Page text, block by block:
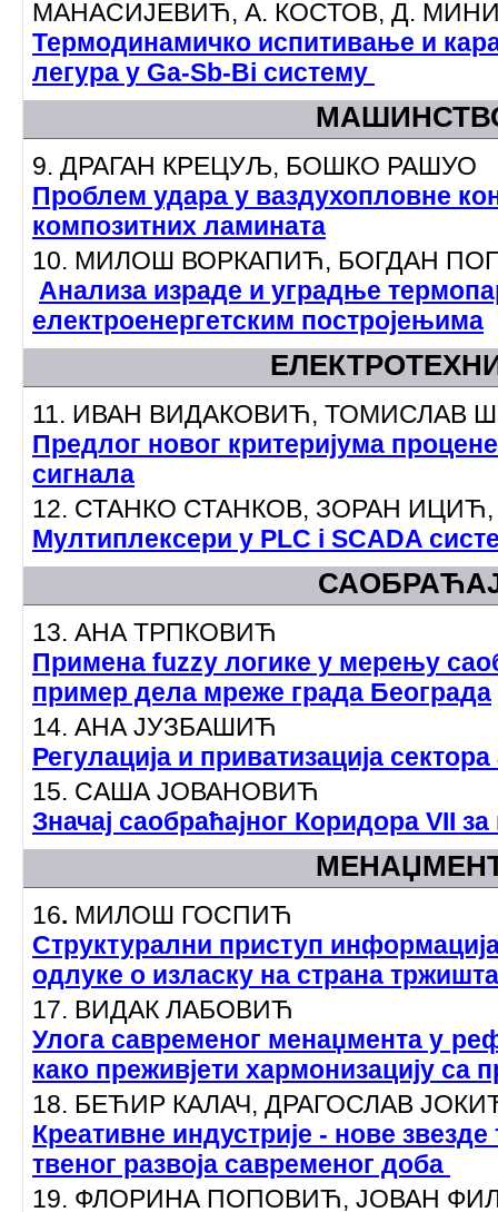
МАНАСИЈЕВИЋ, А. КОСТОВ, Д.
Термодинамичко испитивање и
легура у Ga-Sb-Bi систему
9. ДРАГАН КРЕЦУЉ, БОШКО РАШУО
Проблем удара у ваздухопловне
композитних ламината
10. МИЛОШ ВОРКАПИЋ, БОГДАН
Анализа израде и уградње
електроенергетским постројењима
11. ИВАН ВИДАКОВИЋ, ТОМИСЛАВ
Предлог новог критеријума
сигнала
12. СТАНКО СТАНКОВ, ЗОРАН
Мултиплексери у PLC i SCADA
13. АНА ТРПКОВИЋ
Примена fuzzy логике у мерењу
пример дела мреже града Београда
14. АНА ЈУЗБАШИЋ
Регулација и приватизација
15. САША ЈОВАНОВИЋ
Значај саобраћајног Коридора VII
16. МИЛОШ ГОСПИЋ
Структурални приступ
одлуке о изласку на страна тржишта
17. ВИДАК ЛАБОВИЋ
Улога савременог менаџмента у
како преживјети хармонизацију са
18. БЕЋИР КАЛАЧ, ДРАГОСЛАВ
Креативне индустрије - нове
твеног развоја савременог доба
19. ФЛОРИНА ПОПОВИЋ, ЈОВАН